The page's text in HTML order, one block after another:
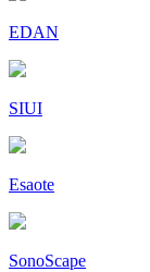
EDAN
SIUI
Esaote
SonoScape